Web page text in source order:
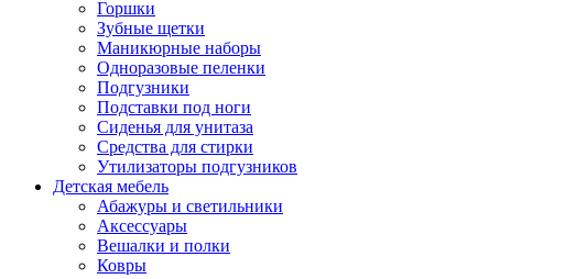
Горшки
Зубные щетки
Маникюрные наборы
Одноразовые пеленки
Подгузники
Подставки под ноги
Сиденья для унитаза
Средства для стирки
Утилизаторы подгузников
Детская мебель
Абажуры и светильники
Аксессуары
Вешалки и полки
Ковры